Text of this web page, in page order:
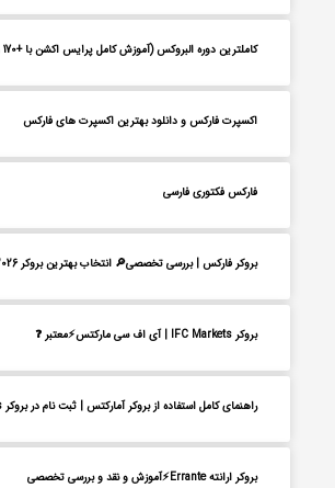
کاملترین دوره البروکس (آموزش کامل پرایس اکشن با +170 ویدئو)
اکسپرت فارکس و دانلود بهترین اکسپرت های فارکس
فارکس فکتوری فارسی
بروکر فارکس | بررسی تخصصی🔎 انتخاب بهترین بروکر 2026
بروکر IFC Markets | آی اف سی مارکتس⚡معتبر ❓
راهنمای کامل استفاده از بروکر آمارکتس | ثبت نام در بروکر AMarkets
بروکر ارانته Errante⚡آموزش و نقد و بررسی تخصصی